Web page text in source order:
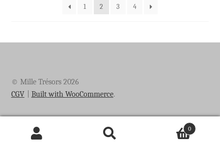
1 2 3 4
© Mille Trésors 2026
CGV
Built with WooCommerce.
Recherche
Recherche
0